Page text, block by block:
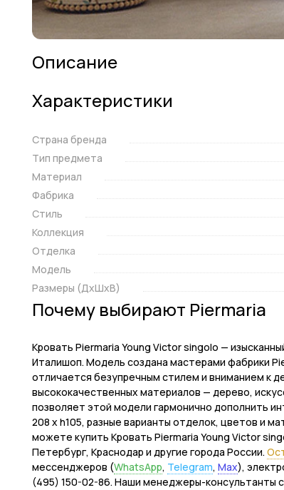
Описание
Характеристики
Страна бренда
Тип предмета
Материал
Фабрика
Стиль
Коллекция
Отделка
Модель
Размеры (ДxШxВ)
Почему выбирают Piermaria
Кровать Piermaria Young Victor singolo —
Италишоп. Модель создана мастерами фабрики
отличается безупречным стилем и вниманием к
высококачественных материалов — дерево,
позволяет этой модели гармонично дополнить
208 x h105, разные варианты отделок, цветов и
можете купить Кровать Piermaria Young Victor
Петербург, Краснодар и другие города России.
мессенджеров (WhatsApp, Telegram, Max),
(495) 150-02-86. Наши менеджеры-консультанты